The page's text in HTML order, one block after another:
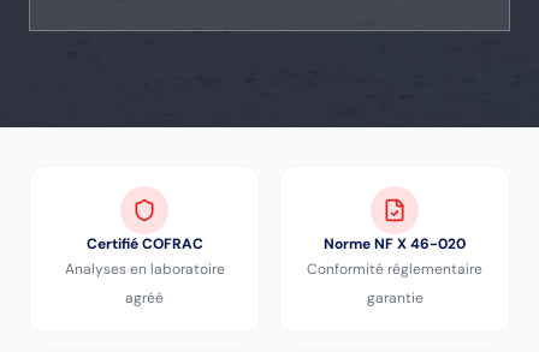
Certifié COFRAC
Analyses en laboratoire
agréé
Norme NF X 46-020
Conformité réglementaire
garantie